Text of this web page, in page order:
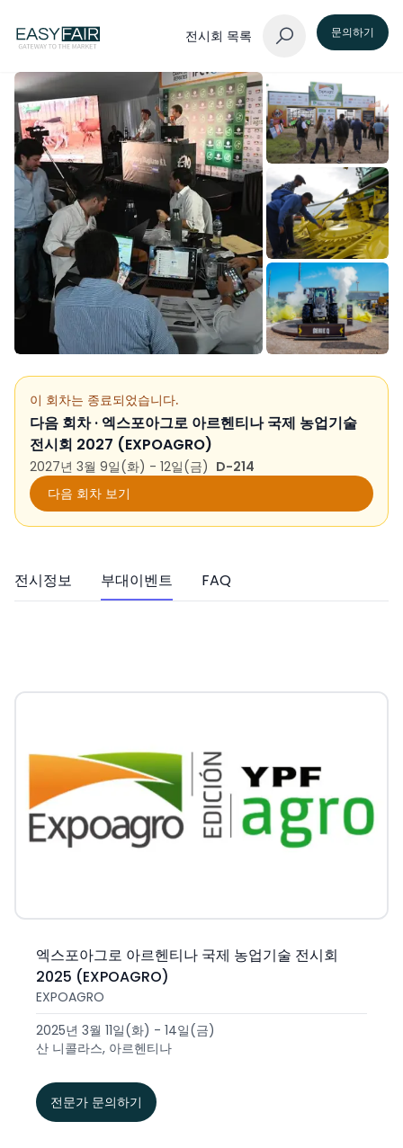
전시회 목록 문의하기
이 회차는 종료되었습니다.
다음 회차 · 엑스포아그로 아르헨티나 국제 농업기술
전시회 2027 (EXPOAGRO)
2027년 3월 9일(화) - 12일(금) D-214
다음 회차 보기
전시정보 부대이벤트 FAQ
엑스포아그로 아르헨티나 국제 농업기술 전시회
2025 (EXPOAGRO)
EXPOAGRO
2025년 3월 11일(화) - 14일(금)
산 니콜라스, 아르헨티나
전문가 문의하기